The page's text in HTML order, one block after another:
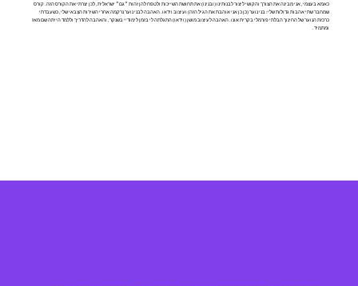
כאמא בעצמי, אני מבינה את הצורך והקושי ליצור לבנותינו (ובנינו) את תחושת השייכות ולטפח להן זהות ״גם״ ישראלית, לכן יצרתי את הקורס הזה. קורס
שמחבר שתי אהבות גדולות שלי: בני נוער (כן כן אני אוהבת את הגיל הזה) ועיצוב וידאו. האהבה לבני נוער נרקמה אחרי השירות הצבאי שלי, כשעבדתי
כרכזת הנוער של החינוך הבלתי פורמלי בקרית אונו. האהבה לעיצוב מושן (וידאו) התגלתה לי בזמן לימודיי בשנקר, והאהבה להדריך וללמד הייתה שם מאז
ומתמיד.